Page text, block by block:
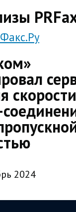
скорости
2024